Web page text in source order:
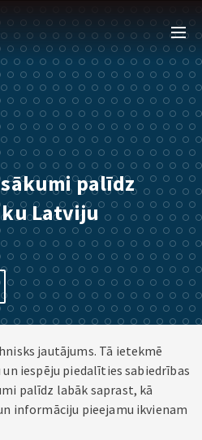
palīdz
Latviju
jautājums. Tā ietekmē
iespēju piedalīties sabiedrības
palīdz labāk saprast, kā
informāciju pieejamu ikvienam